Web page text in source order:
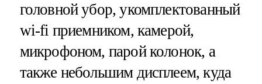
головной убор, укомплектованный
wi-fi приемником, камерой,
микрофоном, парой колонок, а
также небольшим дисплеем, куда